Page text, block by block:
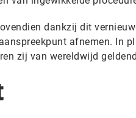
dankzij dit
afnemen. In
zij van wereldwijd